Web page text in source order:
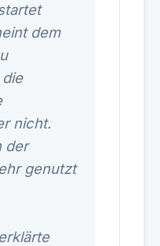
dem
nicht.
der
genutzt